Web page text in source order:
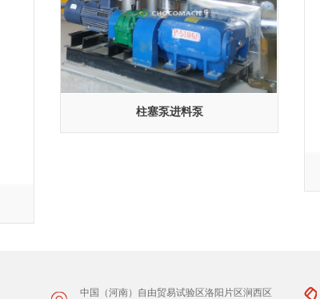
柱塞泵进料泵
中国（河南）自由贸易试验区洛阳片区涧西区